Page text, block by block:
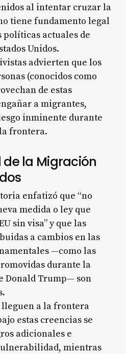
al intentar cruzar la
tiene fundamento legal
políticas actuales de
Unidos.
advierten que los
(conocidos como
de estas
a migrantes,
inminente durante
frontera.
de la Migración
enfatizó que “no
medida o ley que
sin visa” y que las
a cambios en las
—como las
durante la
Donald Trump— son
lleguen a la frontera
estas creencias se
adicionales e
mientras